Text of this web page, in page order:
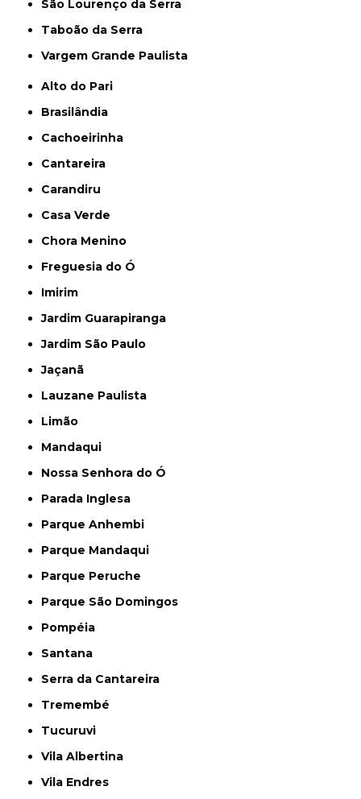
São Lourenço da Serra
Taboão da Serra
Vargem Grande Paulista
Alto do Pari
Brasilândia
Cachoeirinha
Cantareira
Carandiru
Casa Verde
Chora Menino
Freguesia do Ó
Imirim
Jardim Guarapiranga
Jardim São Paulo
Jaçanã
Lauzane Paulista
Limão
Mandaqui
Nossa Senhora do Ó
Parada Inglesa
Parque Anhembi
Parque Mandaqui
Parque Peruche
Parque São Domingos
Pompéia
Santana
Serra da Cantareira
Tremembé
Tucuruvi
Vila Albertina
Vila Endres